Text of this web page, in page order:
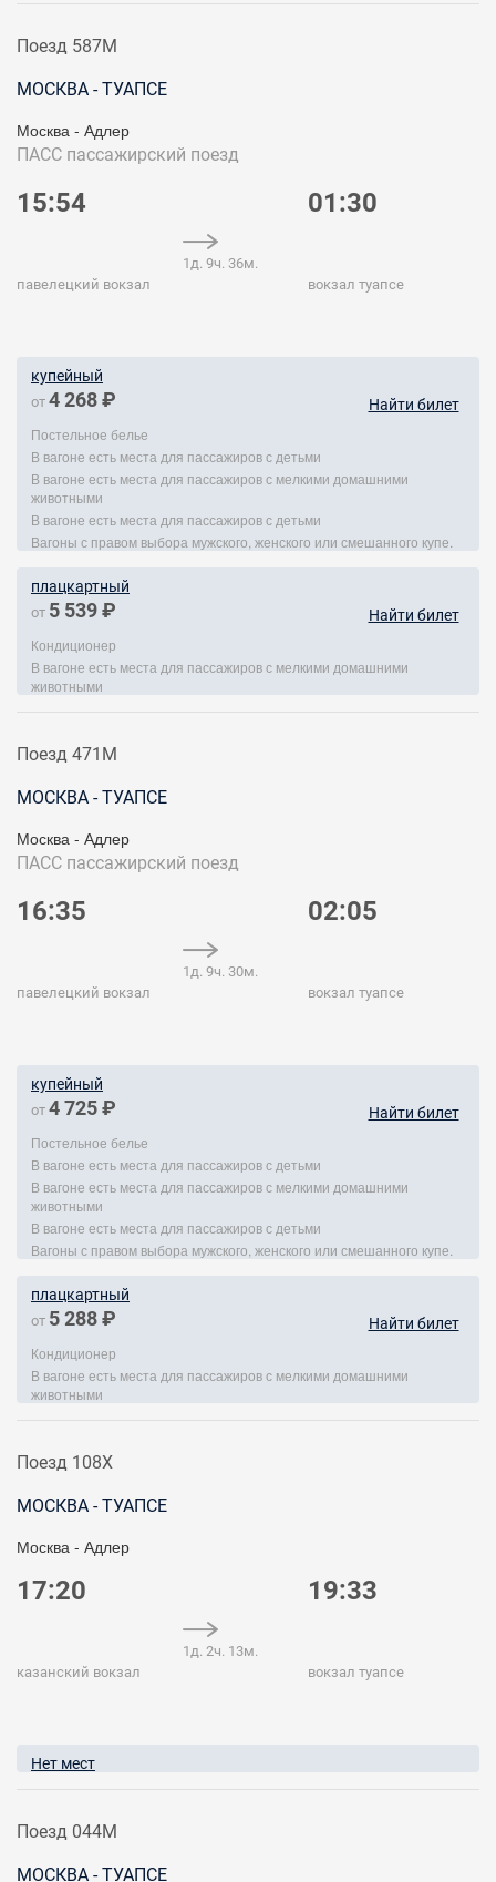
Поезд 587М
МОСКВА - ТУАПСЕ
Москва - Адлер
ПАСС пассажирский поезд
15:54
павелецкий вокзал
1д. 9ч. 36м.
01:30
вокзал туапсе
купейный
от 4 268 ₽ Найти билет
Постельное белье
В вагоне есть места для пассажиров с детьми
В вагоне есть места для пассажиров с мелкими домашними
животными
В вагоне есть места для пассажиров с детьми
Вагоны с правом выбора мужского, женского или смешанного купе.
плацкартный
от 5 539 ₽ Найти билет
Кондиционер
В вагоне есть места для пассажиров с мелкими домашними
животными
Поезд 471М
МОСКВА - ТУАПСЕ
Москва - Адлер
ПАСС пассажирский поезд
16:35
павелецкий вокзал
1д. 9ч. 30м.
02:05
вокзал туапсе
купейный
от 4 725 ₽ Найти билет
Постельное белье
В вагоне есть места для пассажиров с детьми
В вагоне есть места для пассажиров с мелкими домашними
животными
В вагоне есть места для пассажиров с детьми
Вагоны с правом выбора мужского, женского или смешанного купе.
плацкартный
от 5 288 ₽ Найти билет
Кондиционер
В вагоне есть места для пассажиров с мелкими домашними
животными
Поезд 108Х
МОСКВА - ТУАПСЕ
Москва - Адлер
17:20
казанский вокзал
1д. 2ч. 13м.
19:33
вокзал туапсе
Нет мест
Поезд 044М
МОСКВА - ТУАПСЕ